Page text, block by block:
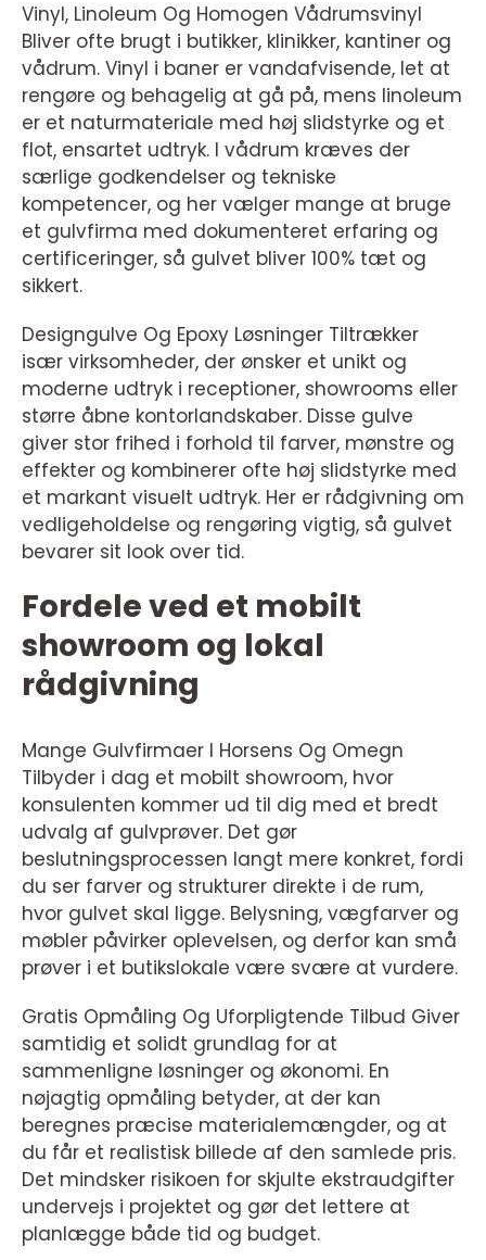
Vinyl, Linoleum Og Homogen Vådrumsvinyl
Bliver ofte brugt i butikker, klinikker, kantiner og
vådrum. Vinyl i baner er vandafvisende, let at
rengøre og behagelig at gå på, mens linoleum
er et naturmateriale med høj slidstyrke og et
flot, ensartet udtryk. I vådrum kræves der
særlige godkendelser og tekniske
kompetencer, og her vælger mange at bruge
et gulvfirma med dokumenteret erfaring og
certificeringer, så gulvet bliver 100% tæt og
sikkert.
Designgulve Og Epoxy Løsninger Tiltrækker
især virksomheder, der ønsker et unikt og
moderne udtryk i receptioner, showrooms eller
større åbne kontorlandskaber. Disse gulve
giver stor frihed i forhold til farver, mønstre og
effekter og kombinerer ofte høj slidstyrke med
et markant visuelt udtryk. Her er rådgivning om
vedligeholdelse og rengøring vigtig, så gulvet
bevarer sit look over tid.
Fordele ved et mobilt
showroom og lokal
rådgivning
Mange Gulvfirmaer I Horsens Og Omegn
Tilbyder i dag et mobilt showroom, hvor
konsulenten kommer ud til dig med et bredt
udvalg af gulvprøver. Det gør
beslutningsprocessen langt mere konkret, fordi
du ser farver og strukturer direkte i de rum,
hvor gulvet skal ligge. Belysning, vægfarver og
møbler påvirker oplevelsen, og derfor kan små
prøver i et butikslokale være svære at vurdere.
Gratis Opmåling Og Uforpligtende Tilbud Giver
samtidig et solidt grundlag for at
sammenligne løsninger og økonomi. En
nøjagtig opmåling betyder, at der kan
beregnes præcise materialemængder, og at
du får et realistisk billede af den samlede pris.
Det mindsker risikoen for skjulte ekstraudgifter
undervejs i projektet og gør det lettere at
planlægge både tid og budget.